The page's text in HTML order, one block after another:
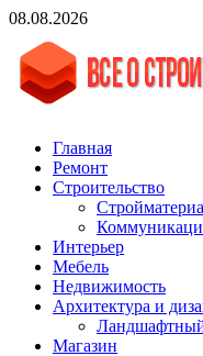
Skip
content
08.08.2026
vgasa.ru
Строительный журнал.
Главная
Ремонт
Строительство
Интерьер
Мебель
Недвижимость
Архитектура и
Магазин